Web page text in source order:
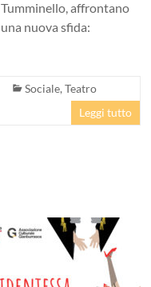
Tumminello, affrontano
una nuova sfida:
Sociale,Teatro
Leggi tutto